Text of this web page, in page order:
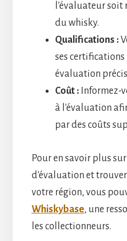
l'évaluateur soit
du whisky.
Qualifications :
ses
évaluation
Coût :Informez-
à l'évaluation
par des coûts
Pour en savoir plus
d'évaluation et
votre région, vous
Whiskybase, une
les collectionneurs.